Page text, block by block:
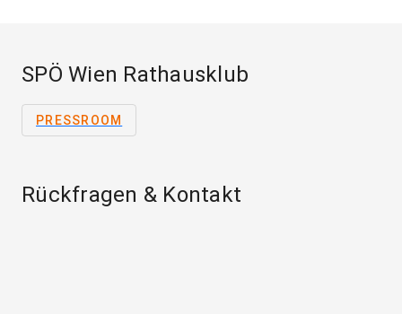
SPÖ Wien Rathausklub
PRESSROOM
Rückfragen & Kontakt